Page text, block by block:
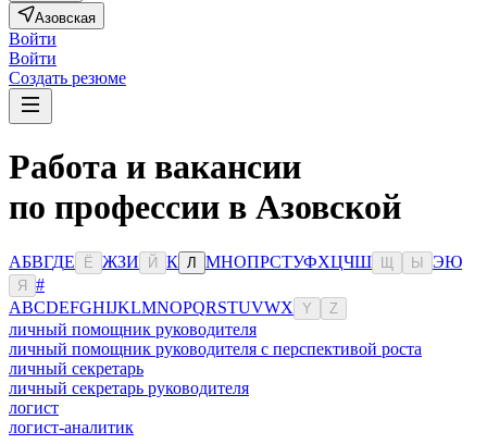
Азовская
Войти
Войти
Создать резюме
Работа и вакансии
по профессии в Азовской
АБВГДЕ Ё ЖЗИ Й К Л МНОПРСТУФХЦЧШ Ы ЭЮ
Я
#
ABCDEFGHIJKLMNOPQRSTUVWX Y Z
личный помощник руководителя
личный помощник руководителя с перспективой роста
личный секретарь
личный секретарь руководителя
логист
логист-аналитик